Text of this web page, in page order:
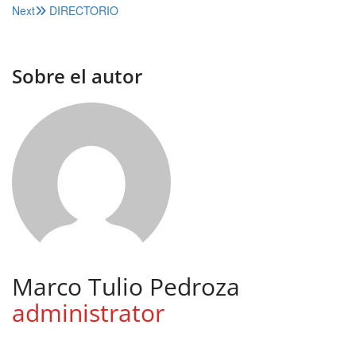
de
Next
DIRECTORIO
Sobre el autor
Marco Tulio Pedroza
administrator